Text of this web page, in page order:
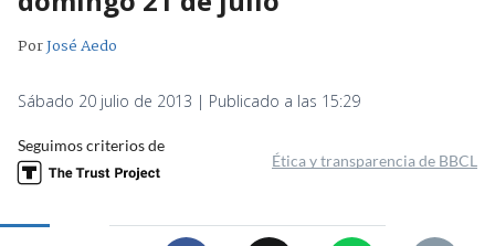
PorJosé Aedo
Sábado 20 julio de 2013 | Publicado a las 15:29
Seguimos criterios de
Ética y transparencia de BBCL